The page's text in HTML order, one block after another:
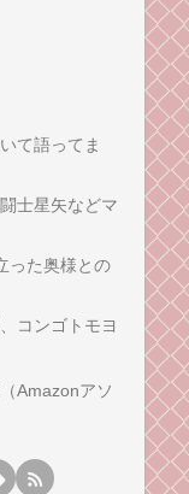
て語ってま
士星矢などマ
った奥様との
コンゴトモヨ
Amazonアソ